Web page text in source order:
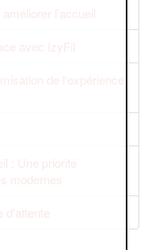
l'accueil
avec IzyFil
de l'expérience
: Une priorité
modernes
d'attente